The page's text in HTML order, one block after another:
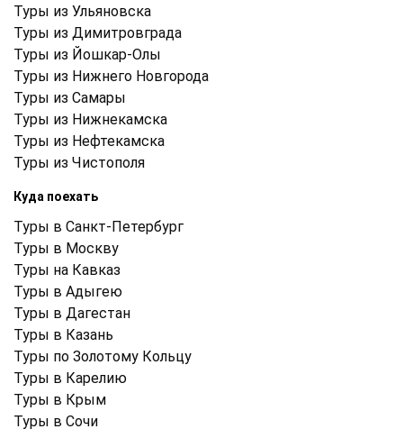
Туры из Ульяновска
Туры из Димитровграда
Туры из Йошкар-Олы
Туры из Нижнего Новгорода
Туры из Самары
Туры из Нижнекамска
Туры из Нефтекамска
Туры из Чистополя
Куда поехать
Туры в Санкт-Петербург
Туры в Москву
Туры на Кавказ
Туры в Адыгею
Туры в Дагестан
Туры в Казань
Туры по Золотому Кольцу
Туры в Карелию
Туры в Крым
Туры в Cочи